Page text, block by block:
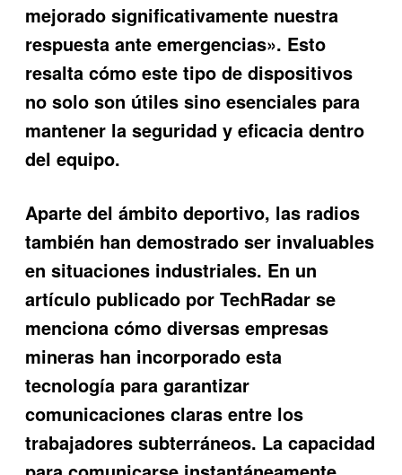
mejorado significativamente nuestra
respuesta ante emergencias». Esto
resalta cómo este tipo de dispositivos
no solo son útiles sino esenciales para
mantener la seguridad y eficacia dentro
del equipo.
Aparte del ámbito deportivo, las radios
también han demostrado ser invaluables
en situaciones industriales. En un
artículo publicado por TechRadar se
menciona cómo diversas empresas
mineras han incorporado esta
tecnología para garantizar
comunicaciones claras entre los
trabajadores subterráneos. La capacidad